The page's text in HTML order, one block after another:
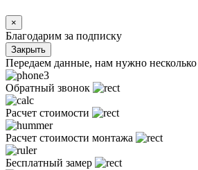
×
Благодарим за подписку
Закрыть
Передаем данные, нам нужно несколько
Обратный звонок
Расчет стоимости
Расчет стоимости монтажа
Бесплатный замер